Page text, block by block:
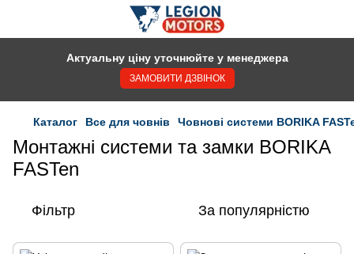
Актуальну ціну уточнюйте у менеджера
ЗАМОВИТИ ДЗВІНОК
Каталог Все для човнів Човнові системи BORIKA
Монтажні системи та замки BORIKA
FASTen
Фільтр За популярністю